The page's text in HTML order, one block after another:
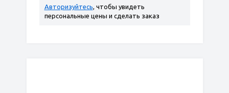
Авторизуйтесь, чтобы увидеть
персональные цены и сделать заказ